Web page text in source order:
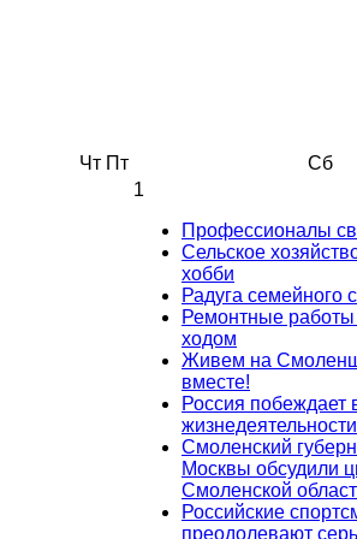
Чт Пт Сб
1
Профессионалы
Сельское
хобби
Радуга семейного
Ремонтные
ходом
Живем на
вместе!
Россия побеждает
жизнедеятельности
Смоленский
Москвы обсудили
Смоленской
Российские
преодолевают